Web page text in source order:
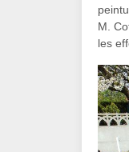
M.
les